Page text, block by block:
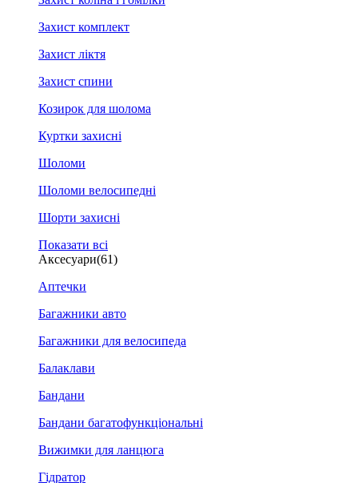
Захист комплект
Захист ліктя
Захист спини
Козирок для шолома
Куртки захисні
Шоломи
Шоломи велосипедні
Шорти захисні
Показати всі
Аксесуари(61)
Аптечки
Багажники авто
Багажники для велосипеда
Балаклави
Бандани
Бандани багатофункціональні
Вижимки для ланцюга
Гідратор